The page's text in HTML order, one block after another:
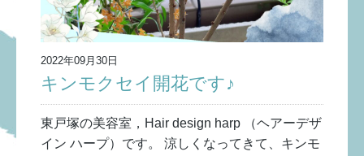
2022年09月30日
キンモクセイ開花です♪
東戸塚の美容室，Hair design harp （ヘアーデザ
イン ハープ）です。 涼しくなってきて、キンモ